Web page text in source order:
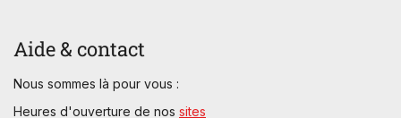
Aide & contact
Nous sommes là pour vous :
Heures d'ouverture de nos sites